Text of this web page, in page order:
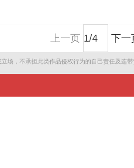
上一页 下一
场，不承担此类作品侵权行为的自己责任及连带